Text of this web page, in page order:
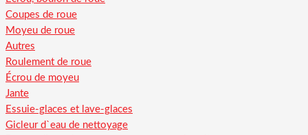
Coupes de roue
Moyeu de roue
Autres
Roulement de roue
Écrou de moyeu
Jante
Essuie-glaces et lave-glaces
Gicleur d`eau de nettoyage